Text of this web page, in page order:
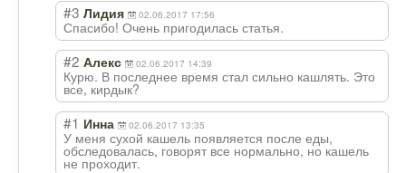
#3 Лидия 02.06.2017 17:56
Спасибо! Очень пригодилась статья.
#2 Алекс 02.06.2017 14:39
Курю. В последнее время стал сильно кашлять. Это
все, кирдык?
#1 Инна 02.06.2017 13:35
У меня сухой кашель появляется после еды,
обследовалась, говорят все нормально, но кашель
не проходит.